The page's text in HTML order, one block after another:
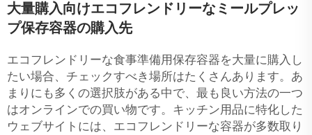
大量購入向けエコフレンドリーなミールプレッ
プ保存容器の購入先
エコフレンドリーな食事準備用保存容器を大量に購入し
たい場合、チェックすべき場所はたくさんあります。あ
まりにも多くの選択肢がある中で、最も良い方法の一つ
はオンラインでの買い物です。キッチン用品に特化した
ウェブサイトには、エコフレンドリーな容器が多数取り